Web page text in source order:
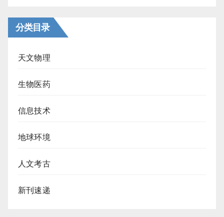
分类目录
天文物理
生物医药
信息技术
地球环境
人文考古
新刊速递